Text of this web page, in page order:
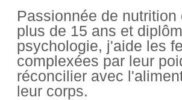
Passionnée de nutrition
plus de 15 ans et
psychologie, j'aide les
complexées par leur
réconcilier avec
leur corps.